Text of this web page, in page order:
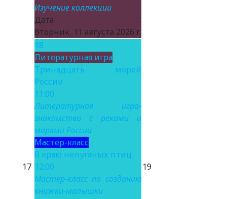
Изучение коллекции
Дата :
Вторник, 11 августа 2026 г.
17
18
Литературная игра
Тринадцать морей
России
11:00
Литературная игра-
знакомство с реками и
морями России
Мастер-класс
В краю непуганых птиц
12:00
Мастер-класс по созданию
книжки-малышки
19